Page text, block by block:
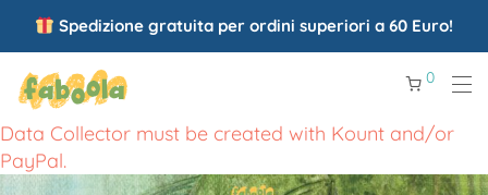
Spedizione gratuita per ordini superiori a 60 Euro!
0
Data Collector must be created with Kount and/or
PayPal.